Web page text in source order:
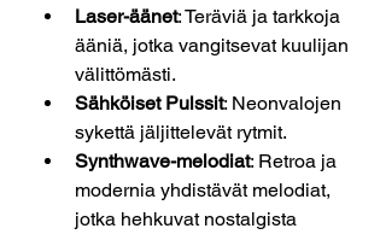
Laser-äänet: Teräviä ja tarkkoja
ääniä, jotka vangitsevat kuulijan
välittömästi.
Sähköiset Pulssit: Neonvalojen
sykettä jäljittelevät rytmit.
Synthwave-melodiat: Retroa ja
modernia yhdistävät melodiat,
jotka hehkuvat nostalgista